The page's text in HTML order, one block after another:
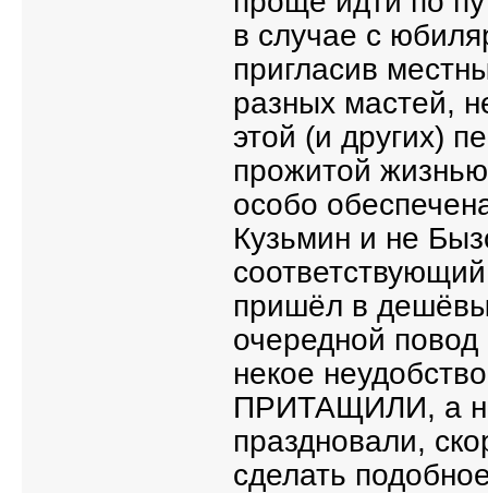
в случае с
пригласив
разных мастей,
этой (и других)
прожитой
особо
Кузьмин и не
пришёл в
очередной
некое
ПРИТАЩИЛИ, а
праздновали,
сделать